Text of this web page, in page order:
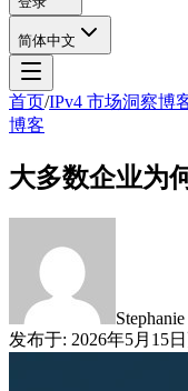
简体中文
首页/IPv4 市场洞察博
博客
大多数企业为
Stephanie
发布于: 2026年5月15日